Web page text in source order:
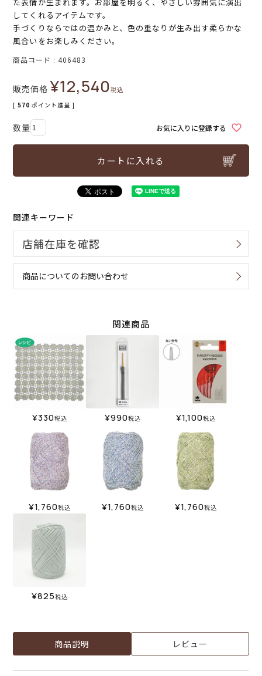
してくれるアイテムです。
手づくりならではの温かみと、色の重なりが生み出す柔らかな
風合いをお楽しみください。
商品コード 406483
販売価格 ¥12,540税込
[ 570 ポイント進呈 ]
お気に入りに登録する
カートに入れる
関連キーワード
商品についてのお問い合わせ
関連商品
¥330税込 ¥990税込 ¥1,100税込
¥1,760税込 ¥1,760税込 ¥1,760税込
¥825税込
商品説明 レビュー